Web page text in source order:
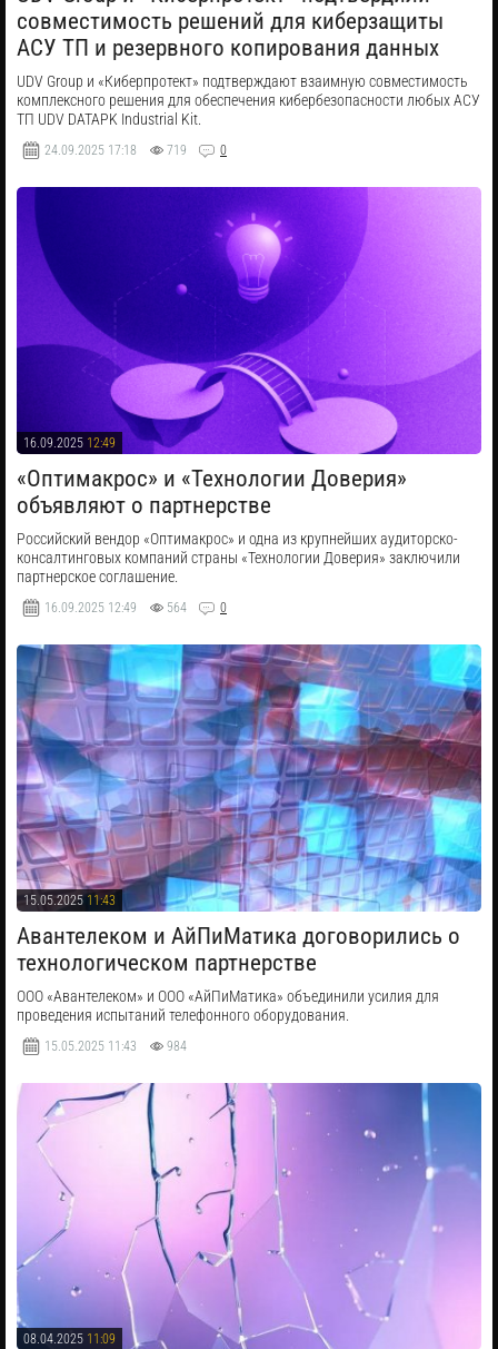
совместимость решений для киберзащиты
АСУ ТП и резервного копирования данных
UDV Group и «Киберпротект» подтверждают взаимную совместимость
комплексного решения для обеспечения кибербезопасности любых АСУ
ТП UDV DATAPK Industrial Kit.
24.09.2025 17:18 719 0
16.09.2025 12:49
«Оптимакрос» и «Технологии Доверия»
объявляют о партнерстве
Российский вендор «Оптимакрос» и одна из крупнейших аудиторско-
консалтинговых компаний страны «Технологии Доверия» заключили
партнерское соглашение.
16.09.2025 12:49 564 0
15.05.2025 11:43
​Авантелеком и АйПиМатика договорились о
технологическом партнерстве
ООО «Авантелеком» и ООО «АйПиМатика» объединили усилия для
проведения испытаний телефонного оборудования.
15.05.2025 11:43 984
08.04.2025 11:09